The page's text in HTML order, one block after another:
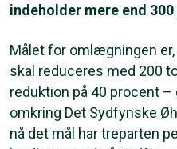
indeholder mere end
Målet for omlægningen
skal reduceres med 200
reduktion på 40 procent –
omkring Det Sydfynske
nå det mål har treparten